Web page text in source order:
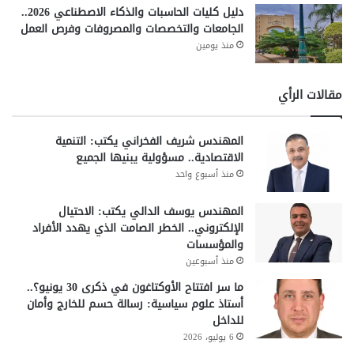
دليل كليات الحاسبات والذكاء الاصطناعي 2026..
الجامعات والتخصصات والمصروفات وفرص العمل
منذ يومين
مقالات الرأي
المهندس شريف الفخراني يكتب: التنمية
الاقتصادية.. مسؤولية يبنيها الجميع
منذ أسبوع واحد
المهندس يوسف الدالي يكتب: الاحتيال
الإلكتروني.. الخطر الصامت الذي يهدد الأفراد
والمؤسسات
منذ أسبوعين
ما سر افتتاح الأوكتاغون في ذكرى 30 يونيو؟..
أستاذ علوم سياسية: رسالة حسم للخارج وأمان
للداخل
6 يوليو، 2026